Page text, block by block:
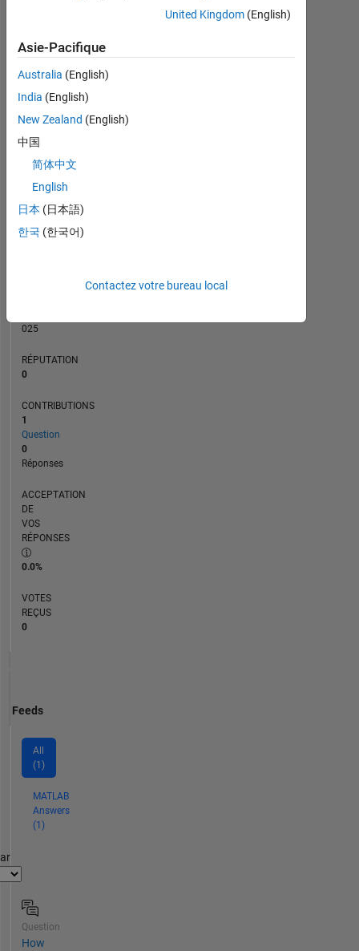
CONTRIBUTIONS L
0
1
025
RÉPUTATION
0
CONTRIBUTIONS
1
Question
0
Réponses
ACCEPTATION
DE
VOS
RÉPONSES
0.0%
VOTES
REÇUS
0
Feeds
All
(1)
MATLAB
Answers
(1)
Question
How
United Kingdom(English)
Asie-Pacifique
Australia (English)
India (English)
New Zealand (English)
中国
简体中文
English
日本 (日本語)
한국 (한국어)
Contactez votre bureau local